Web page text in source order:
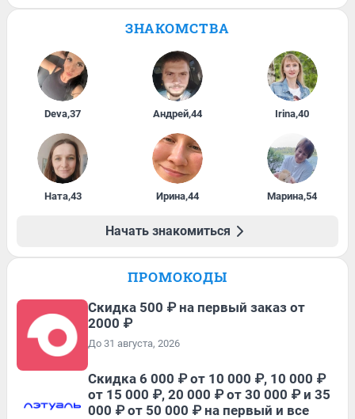
ЗНАКОМСТВА
Deva,37 Андрей,44 Irina,40
Ната,43 Ирина,44 Марина,54
Начать знакомиться
ПРОМОКОДЫ
Скидка 500 ₽ на первый заказ от
2000 ₽
До 31 августа, 2026
Скидка 6 000 ₽ от 10 000 ₽, 10 000 ₽
от 15 000 ₽, 20 000 ₽ от 30 000 ₽ и 35
000 ₽ от 50 000 ₽ на первый и все